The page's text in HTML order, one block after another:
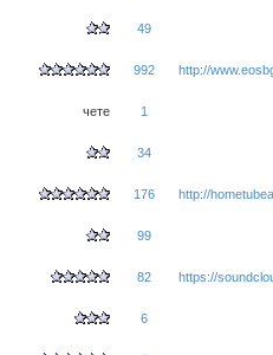
49
992 http://
чете 1
34
176 http://
99
82 https://
6